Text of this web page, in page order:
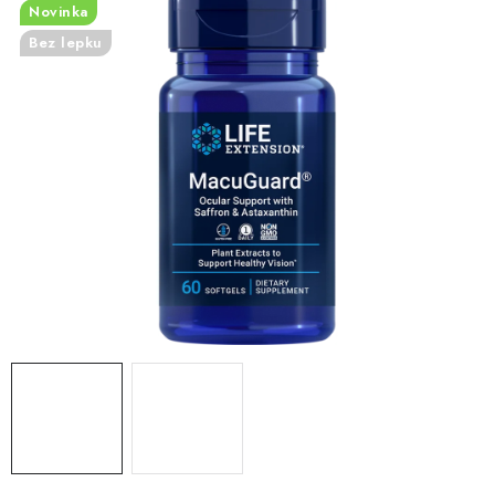
PŘÍSTROJE
ZDRAVOTNÍ OKRUHY
Odborný garant MUDr. Monika Klaudysová
Obchodní podmínky Kontakty
Mapa serveru
Novinka
Bez lepku